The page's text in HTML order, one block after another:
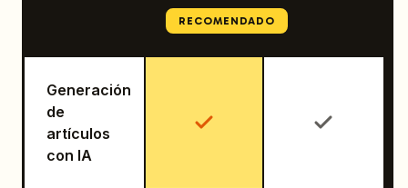
RECOMENDADO
Generación
de
artículos
con IA